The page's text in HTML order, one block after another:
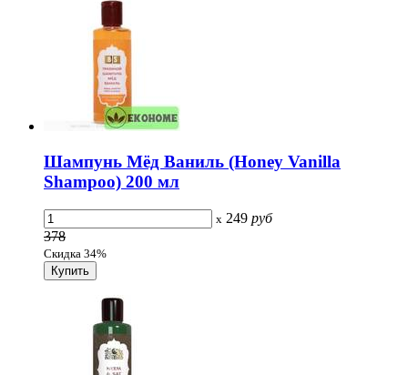
Шампунь Мёд Ваниль (Honey Vanilla
Shampoo) 200 мл
x 249 руб
378
Скидка 34%